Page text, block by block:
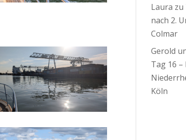
Laura zu
nach 2.
Colmar
Gerold
Tag 16 –
Köln